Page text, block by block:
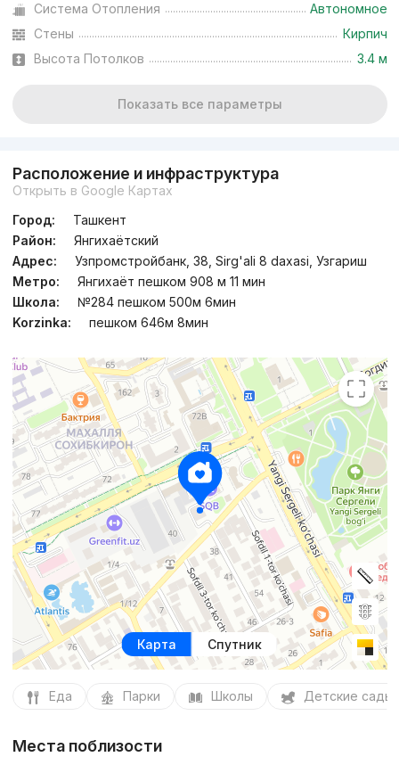
Система Отопления
Автономное
Стены
Кирпич
Высота Потолков
3.4 м
Показать все параметры
Расположение и инфраструктура
Открыть в Google Картах
Город:
Ташкент
Район:
Янгихаётский
Адрес:
Узпромстройбанк, 38, Sirg'ali 8 daxasi, Узгариш
Метро:
Янгихаёт пешком 908 м 11 мин
Школа:
№284 пешком 500м 6мин
Korzinka:
пешком 646м 8мин
Карта Спутник
Еда Парки Школы Детские сады
Места поблизости